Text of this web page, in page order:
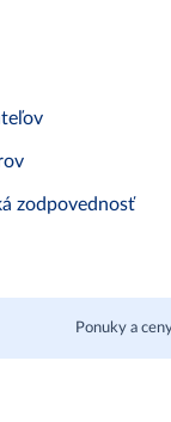
zodpovednosť
Ponuky a